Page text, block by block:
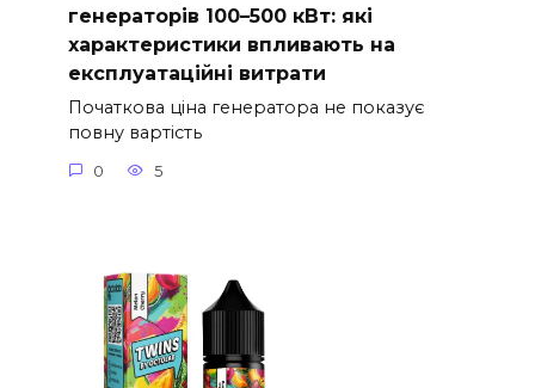
генераторів 100–500 кВт: які
характеристики впливають на
експлуатаційні витрати
Початкова ціна генератора не показує
повну вартість
0 5